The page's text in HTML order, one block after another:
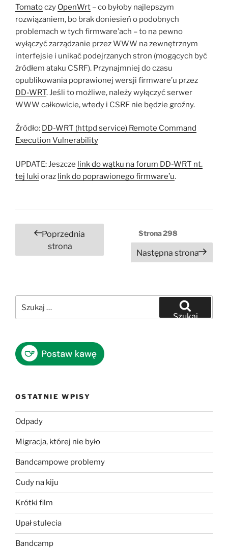
Tomatoczy OpenWrt – co byłoby najlepszym
rozwiązaniem, bo brak doniesień o podobnych
problemach w tych firmware’ach – to na pewno
wyłączyć zarządzanie przez WWW na zewnętrznym
interfejsie i unikać podejrzanych stron (mogących być
źródłem ataku CSRF). Przynajmniej do czasu
opublikowania poprawionej wersji firmware’u przez
DD-WRT. Jeśli to możliwe, należy wyłączyć serwer
WWW całkowicie, wtedy i CSRF nie będzie groźny.
Źródło: DD-WRT (httpd service) Remote Command
Execution Vulnerability
UPDATE: Jeszcze link do wątku na forum DD-WRT nt.
tej luki oraz link do poprawionego firmware’u.
Stronicowanie
wpisów
Poprzednia
strona
Strona298
Następna strona
Szukaj
OSTATNIE WPISY
Odpady
Migracja, której nie było
Bandcampowe problemy
Cudy na kiju
Krótki film
Upał stulecia
Bandcamp